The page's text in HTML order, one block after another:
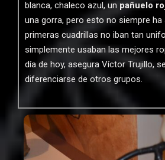
blanca, chaleco azul, un pañuelo
una gorra, pero esto no siempre ha
primeras cuadrillas no iban tan
simplemente usaban las mejores
día de hoy, asegura Víctor Trujillo,
diferenciarse de otros grupos.